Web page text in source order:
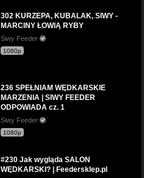
302 KURZEPA, KUBALAK, SIWY -
MARCINY ŁOWIĄ RYBY
Siwy Feeder
1080p
236 SPEŁNIAM WĘDKARSKIE
MARZENIA | SIWY FEEDER
ODPOWIADA cz. 1
Siwy Feeder
1080p
#230 Jak wygląda SALON
WĘDKARSKI? | Feedersklep.pl